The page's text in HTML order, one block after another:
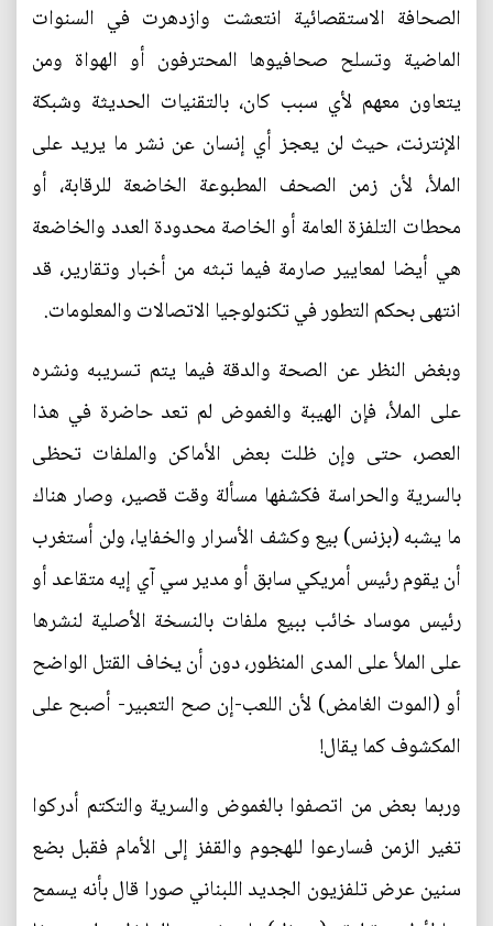
الصحافة الاستقصائية انتعشت وازدهرت في السنوات
الماضية وتسلح صحافيوها المحترفون أو الهواة ومن
يتعاون معهم لأي سبب كان، بالتقنيات الحديثة وشبكة
الإنترنت، حيث لن يعجز أي إنسان عن نشر ما يريد على
الملأ، لأن زمن الصحف المطبوعة الخاضعة للرقابة، أو
محطات التلفزة العامة أو الخاصة محدودة العدد والخاضعة
هي أيضا لمعايير صارمة فيما تبثه من أخبار وتقارير، قد
انتهى بحكم التطور في تكنولوجيا الاتصالات والمعلومات.
وبغض النظر عن الصحة والدقة فيما يتم تسريبه ونشره
على الملأ، فإن الهيبة والغموض لم تعد حاضرة في هذا
العصر، حتى وإن ظلت بعض الأماكن والملفات تحظى
بالسرية والحراسة فكشفها مسألة وقت قصير، وصار هناك
ما يشبه (بزنس) بيع وكشف الأسرار والخفايا، ولن أستغرب
أن يقوم رئيس أمريكي سابق أو مدير سي آي إيه متقاعد أو
رئيس موساد خائب ببيع ملفات بالنسخة الأصلية لنشرها
على الملأ على المدى المنظور، دون أن يخاف القتل الواضح
أو (الموت الغامض) لأن اللعب-إن صح التعبير- أصبح على
المكشوف كما يقال!
وربما بعض من اتصفوا بالغموض والسرية والتكتم أدركوا
تغير الزمن فسارعوا للهجوم والقفز إلى الأمام فقبل بضع
سنين عرض تلفزيون الجديد اللبناني صورا قال بأنه يسمح